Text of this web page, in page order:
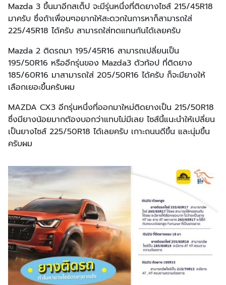
Mazda 3 ขึ้นมาอีกสเต็ป จะมีรุ่นหนึ่งที่ติดยางไซส์ 215/45R18
มาครับ ซึ่งถ้าเพื่อนๆอยากให้สะดวกในการหาก็สามารถใส่
225/45R18 ได้ครับ สามารถใส่ทดแทนกันได้เลยครับ
Mazda 2 ติดรถมา 195/45R16 สามารถเปลี่ยนเป็น
195/50R16 หรืออีกรุ่นของ Mazda3 ตัวท้อป ที่ติดยาง
185/60R16 มาสามารถใส่ 205/50R16 ได้ครับ ก็จะมียางให้
เลือกเยอะขึ้นครับผม
MAZDA CX3 อีกรุ่นหนึ่งที่ออกมาใหม่ติดยางเป็น 215/50R18
ซึ่งมียางน้อยมากต้องบอกว่าแทบไม่มีเลย ไซส์นี้แนะนำให้เปลี่ยน
เป็นยางไซส์ 225/50R18 ได้เลยครับ เกาะถนนดีขึ้น และนุ่มขึ้น
ครับผม